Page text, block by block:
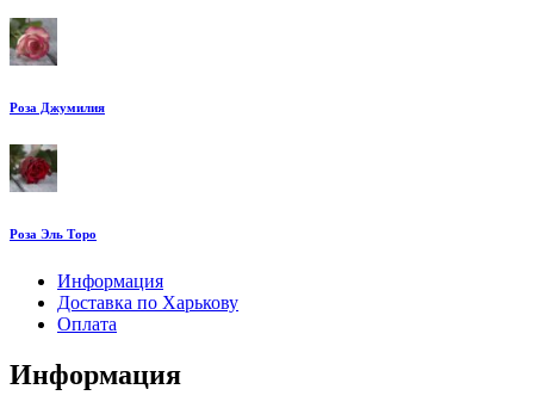
Роза Джумилия
Роза Эль Торо
Информация
Доставка по Харькову
Оплата
Информация